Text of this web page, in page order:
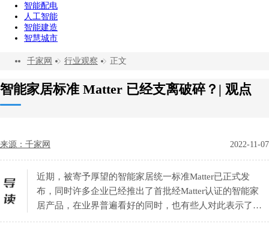
智能配电
人工智能
智能建造
智慧城市
千家网 行业观察 正文
智能家居标准 Matter 已经支离破碎？| 观点
来源：千家网 2022-11-07
近期，被寄予厚望的智能家居统一标准Matter已正式发
布，同时许多企业已经推出了首批经Matter认证的智能家
居产品，在业界普遍看好的同时，也有些人对此表示了担
忧……